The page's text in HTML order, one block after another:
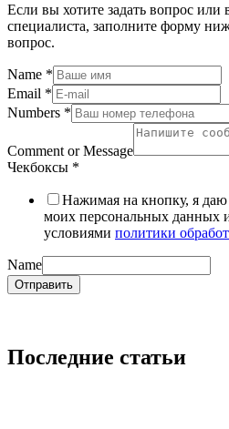
Если вы хотите задать вопрос
специалиста, заполните форму
вопрос.
Name *
Email *
Numbers *
Comment or Message
Чекбоксы *
Нажимая на кнопку, я даю
моих персональных данных
условиями политики
Name
Отправить
Последние статьи